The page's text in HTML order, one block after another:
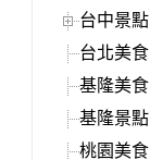
台中景點
台北美食
基隆美食
基隆景點
桃園美食